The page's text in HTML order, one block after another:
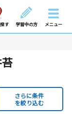
す 学習中の方 メニュー
さらに条件
を絞り込む